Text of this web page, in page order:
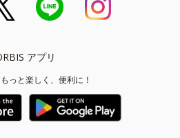
アプリ
っと楽しく、便利に！